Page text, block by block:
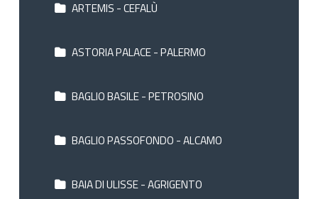
ARTEMIS - CEFALÙ
ASTORIA PALACE - PALERMO
BAGLIO BASILE - PETROSINO
BAGLIO PASSOFONDO - ALCAMO
BAIA DI ULISSE - AGRIGENTO